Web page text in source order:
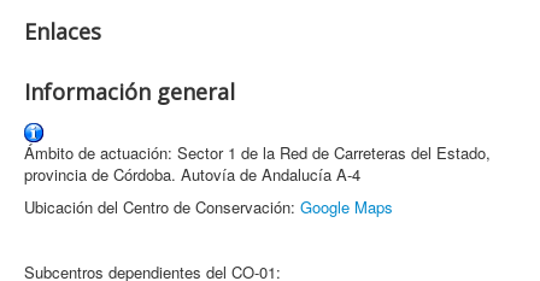
Enlaces
Información general
Ámbito de actuación: Sector 1 de la Red de Carreteras del Estado,
provincia de Córdoba. Autovía de Andalucía A-4
Ubicación del Centro de Conservación: Google Maps
Subcentros dependientes del CO-01: